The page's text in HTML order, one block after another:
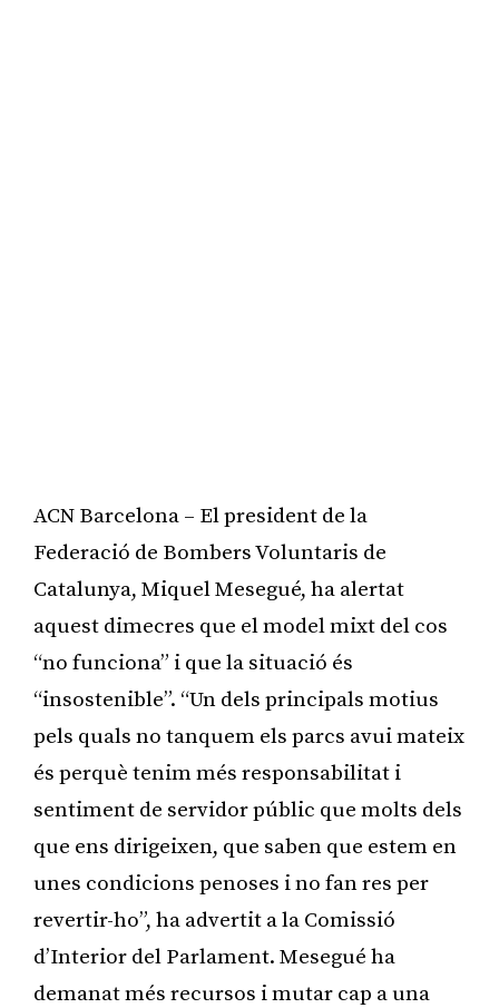
ACN Barcelona – El president de la
Federació de Bombers Voluntaris de
Catalunya, Miquel Mesegué, ha alertat
aquest dimecres que el model mixt del cos
“no funciona” i que la situació és
“insostenible”. “Un dels principals motius
pels quals no tanquem els parcs avui mateix
és perquè tenim més responsabilitat i
sentiment de servidor públic que molts dels
que ens dirigeixen, que saben que estem en
unes condicions penoses i no fan res per
revertir-ho”, ha advertit a la Comissió
d’Interior del Parlament. Mesegué ha
demanat més recursos i mutar cap a una